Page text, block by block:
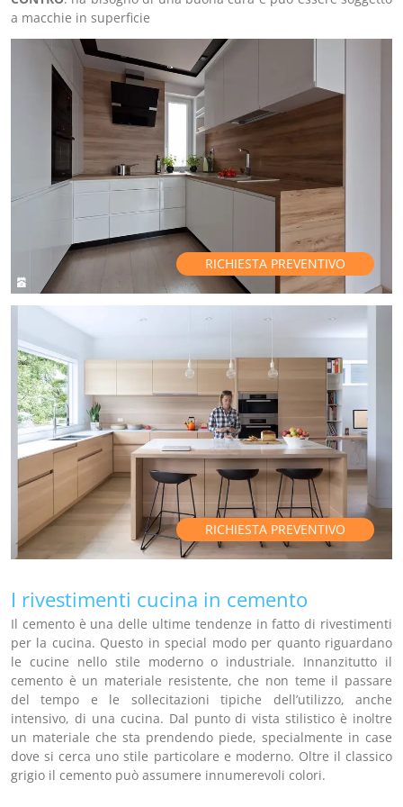
a macchie in superficie
RICHIESTA PREVENTIVO
RICHIESTA PREVENTIVO
I rivestimenti cucina in cemento
Il cemento è una delle ultime tendenze in fatto di rivestimenti
per la cucina. Questo in special modo per quanto riguardano
le cucine nello stile moderno o industriale. Innanzitutto il
cemento è un materiale resistente, che non teme il passare
del tempo e le sollecitazioni tipiche dell’utilizzo, anche
intensivo, di una cucina. Dal punto di vista stilistico è inoltre
un materiale che sta prendendo piede, specialmente in case
dove si cerca uno stile particolare e moderno. Oltre il classico
grigio il cemento può assumere innumerevoli colori.